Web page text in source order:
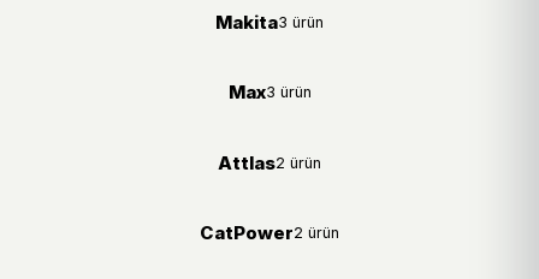
Makita3 ürün
Max3 ürün
Attlas2 ürün
CatPower2 ürün